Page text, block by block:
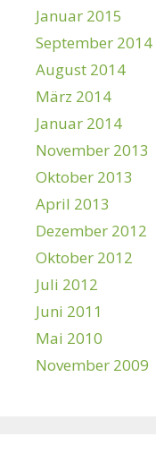
Januar 2015
September 2014
August 2014
März 2014
Januar 2014
November 2013
Oktober 2013
April 2013
Dezember 2012
Oktober 2012
Juli 2012
Juni 2011
Mai 2010
November 2009